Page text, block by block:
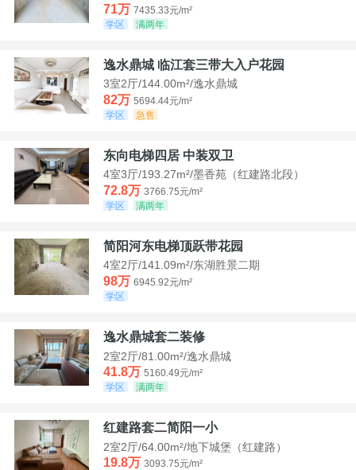
71万 7435.33元/m²
学区
满两年
逸水鼎城 临江套三带大入户花园
3室2厅/144.00m²/逸水鼎城
82万 5694.44元/m²
学区
急售
东向电梯四居 中装双卫
4室3厅/193.27m²/墨香苑（红建路北段）
72.8万 3766.75元/m²
学区
满两年
简阳河东电梯顶跃带花园
4室2厅/141.09m²/东湖胜景二期
98万 6945.92元/m²
学区
逸水鼎城套二装修
2室2厅/81.00m²/逸水鼎城
41.8万 5160.49元/m²
学区
满两年
红建路套二简阳一小
2室2厅/64.00m²/地下城堡（红建路）
19.8万 3093.75元/m²